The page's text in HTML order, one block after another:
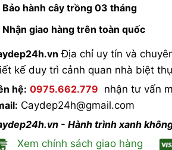
Bảo hành cây trồng 03 tháng
Nhận giao hàng trên toàn quốc
Địa chỉ uy tín và
kế duy trì cảnh quan nhà biệt
hệ: 0975.662.779 nhận tư vấn
Caydep24h@gmail.com
- Hành trình xanh
Xem chính sách giao hàng